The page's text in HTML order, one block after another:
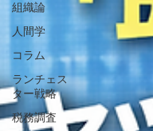
組織論
人間学
コラム
ランチェス
ター戦略
税務調査